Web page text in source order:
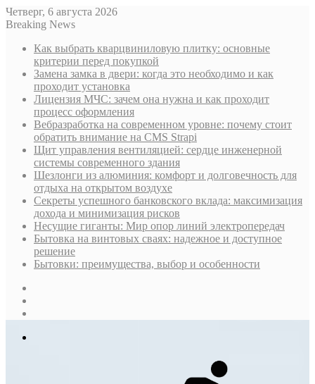
Четверг, 6 августа 2026
Breaking News
Как выбрать кварцвиниловую плитку: основные
критерии перед покупкой
Замена замка в двери: когда это необходимо и как
проходит установка
Лицензия МЧС: зачем она нужна и как проходит
процесс оформления
Вебразработка на современном уровне: почему стоит
обратить внимание на CMS Strapi
Щит управления вентиляцией: сердце инженерной
системы современного здания
Шезлонги из алюминия: комфорт и долговечность для
отдыха на открытом воздухе
Секреты успешного банковского вклада: максимизация
дохода и минимизация рисков
Несущие гиганты: Мир опор линий электропередач
Бытовка на винтовых сваях: надежное и доступное
решение
Бытовки: преимущества, выбор и особенности